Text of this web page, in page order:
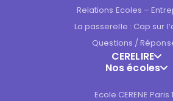
Relations Ecoles –
La passerelle : Cap sur
Questions /
CERELIRE
Nos écoles
Ecole CERENE Paris